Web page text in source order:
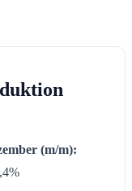
(m/m):